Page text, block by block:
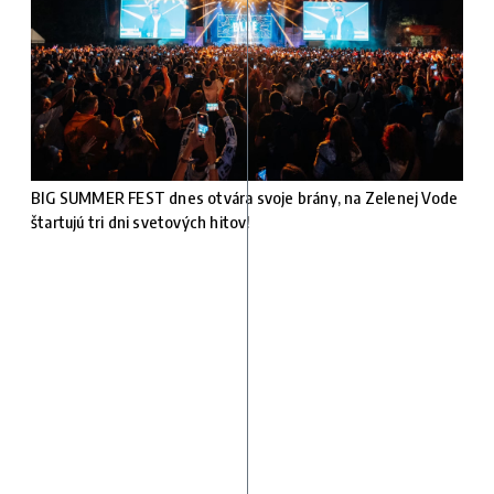
BIG SUMMER FEST dnes otvára svoje brány, na Zelenej Vode
štartujú tri dni svetových hitov!